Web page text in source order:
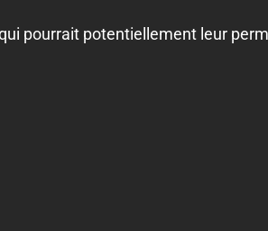
qui pourrait potentiellement leur